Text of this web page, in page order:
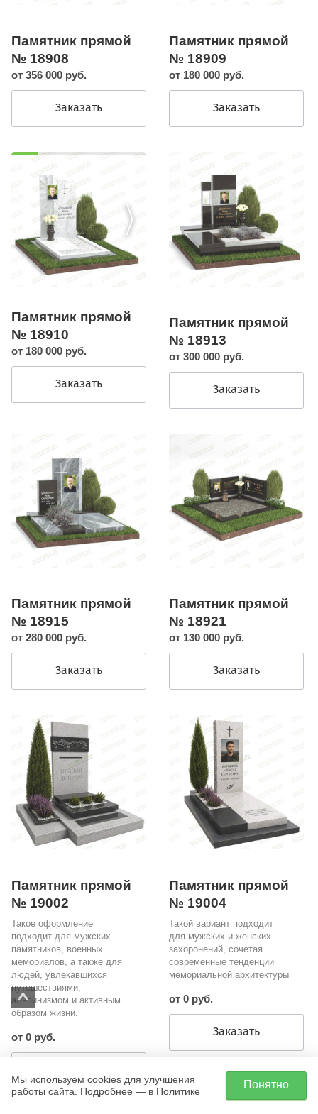
Памятник прямой
№ 18908
от 356 000 руб.
Заказать
Памятник прямой
№ 18909
от 180 000 руб.
Заказать
Памятник прямой
№ 18910
от 180 000 руб.
Заказать
Памятник прямой
№ 18913
от 300 000 руб.
Заказать
Памятник прямой
№ 18915
от 280 000 руб.
Заказать
Памятник прямой
№ 18921
от 130 000 руб.
Заказать
Памятник прямой
№ 19002
Такое оформление
подходит для мужских
памятников, военных
мемориалов, а также для
людей, увлекавшихся
путешествиями,
альпинизмом и активным
образом жизни.
от 0 руб.
Памятник прямой
№ 19004
Такой вариант подходит
для мужских и женских
захоронений, сочетая
современные тенденции
мемориальной архитектуры
от 0 руб.
Заказать
Мы используем cookies для улучшения
работы сайта. Подробнее — в Политике
Понятно